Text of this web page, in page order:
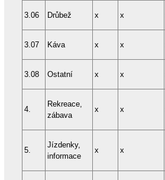
3.06 Drůbež x x
3.07 Káva x x
3.08 Ostatní x x
4.
Rekreace,
zábava
x x
5.
Jízdenky,
informace
x x